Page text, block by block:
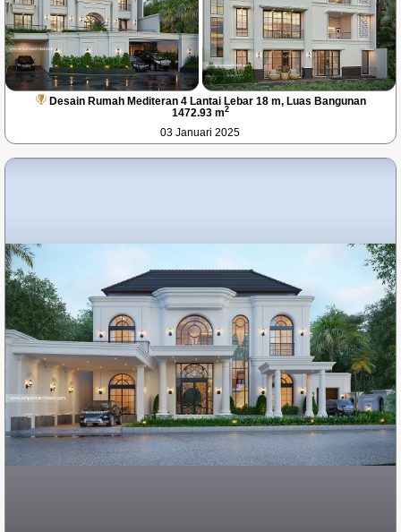
Desain Rumah Mediteran 4 Lantai Lebar 18 m, Luas Bangunan
1472.93 m2
03 Januari 2025